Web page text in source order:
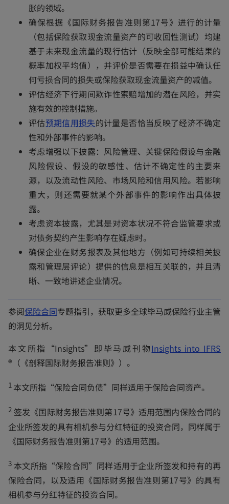
胀的领域。
确保根据《国际财务报告准则第17号》进行的计量
（包括保险获取现金流量资产的可收回性测试）均建
基于未来现金流量的现行估计（反映全部可能结果的
概率加权平均值），并评价是否需要在损益中确认任
何亏损合同的损失或保险获取现金流量资产的减值。
评估经济下行期间欺诈性索赔增加的潜在风险，并实
施有效的控制措施。
评估预期信用损失o
p
e
n
s
i
a
n
e
w
t
b
的计量是否恰当反映了经济不确定
性和外部事件的影响。
考虑增强以下披露：风险管理、关键保险假设与金融
风险假设、假设的敏感性、估计不确定性的主要来
源，以及流动性风险、市场风险和信用风险。若影响
重大，则还需要就某个外部事件的影响作出具体披
露。
考虑资本披露，尤其是对资本状况不符合监管要求或
对债务契约产生影响存在疑虑时。
确保企业在财务报表及其他地方（例如可持续相关披
露和管理层评论）提供的信息是相互关联的，并且清
晰、一致地讲述企业情况。
参阅保险合同o
n
s
i
a
n
e
t
a
b
专题指引，获取更多全球毕马威保险行业主管
的洞见分析。
本文所指“Insights”即毕马威刊物Insights into IFRS
®（《剖释国际财务报告准则》）。
1 本文所指“保险合同负债”同样适用于保险合同资产。
2 签发《国际财务报告准则第17号》适用范围内保险合同的
企业所签发的具有相机参与分红特征的投资合同，同样属于
《国际财务报告准则第17号》的适用范围。
3 本文所指“保险合同”同样适用于企业所签发和持有的再
保险合同，以及适用《国际财务报告准则第17号》的具有
相机参与分红特征的投资合同。